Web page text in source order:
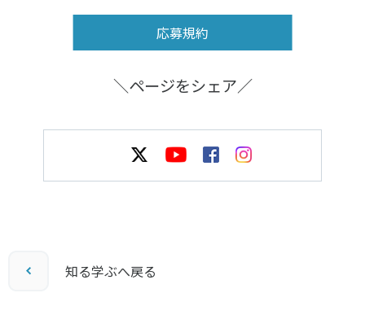
応募規約
＼ページをシェア／
知る学ぶへ戻る